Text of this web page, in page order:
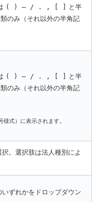
( ) ― / . , [ ]
と半
のみ（それ以外の半角記
( ) ― / . , [ ]
と半
のみ（それ以外の半角記
式）に表示されます。
。選択肢は法人種別によ
いずれかをドロップダウン